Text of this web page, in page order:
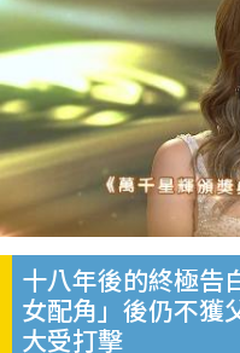
十八年後的終極告
女配角」後仍不獲
大受打擊